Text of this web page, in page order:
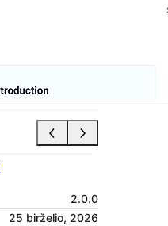
2.0.0
25 birželio, 2026